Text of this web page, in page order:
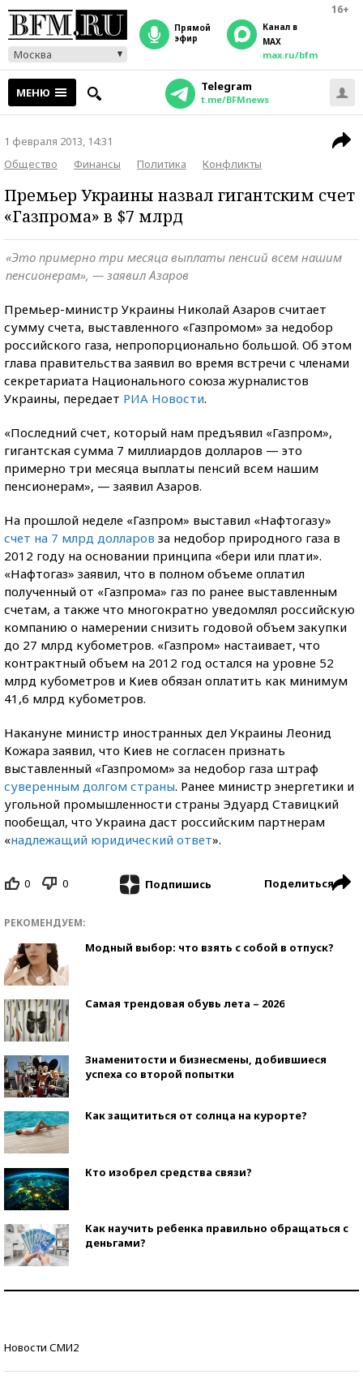
16+
Москва
прямой
эфир
Канал в
MAX
max.ru/bfm
МЕНЮ Telegram
t.me/BFMnews
1 февраля 2013, 14:31
Общество
Финансы Политика Конфликты
Премьер Украины назвал гигантским счет
«Газпрома» в $7 млрд
«Это примерно три месяца выплаты пенсий всем нашим
пенсионерам», — заявил Азаров
Премьер-министр Украины Николай Азаров считает
сумму счета, выставленного «Газпромом» за недобор
российского газа, непропорционально большой. Об этом
глава правительства заявил во время встречи с членами
секретариата Национального союза журналистов
Украины, передает РИА Новости.
«Последний счет, который нам предъявил «Газпром»,
гигантская сумма 7 миллиардов долларов — это
примерно три месяца выплаты пенсий всем нашим
пенсионерам», — заявил Азаров.
На прошлой неделе «Газпром» выставил «Нафтогазу»
счет на 7 млрд долларов за недобор природного газа в
2012 году на основании принципа «бери или плати».
«Нафтогаз» заявил, что в полном объеме оплатил
полученный от «Газпрома» газ по ранее выставленным
счетам, а также что многократно уведомлял российскую
компанию о намерении снизить годовой объем закупки
до 27 млрд кубометров. «Газпром» настаивает, что
контрактный объем на 2012 год остался на уровне 52
млрд кубометров и Киев обязан оплатить как минимум
41,6 млрд кубометров.
Накануне министр иностранных дел Украины Леонид
Кожара заявил, что Киев не согласен признать
выставленный «Газпромом» за недобор газа штраф
суверенным долгом страны. Ранее министр энергетики и
угольной промышленности страны Эдуард Ставицкий
пообещал, что Украина даст российским партнерам
«надлежащий юридический ответ».
0 0 Подпишись Поделиться
РЕКОМЕНДУЕМ:
Модный выбор: что взять с собой в отпуск?
Самая трендовая обувь лета – 2026
Знаменитости и бизнесмены, добившиеся
успеха со второй попытки
Как защититься от солнца на курорте?
Кто изобрел средства связи?
Как научить ребенка правильно обращаться с
деньгами?
Новости СМИ2